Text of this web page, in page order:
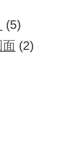
(5)
(2)